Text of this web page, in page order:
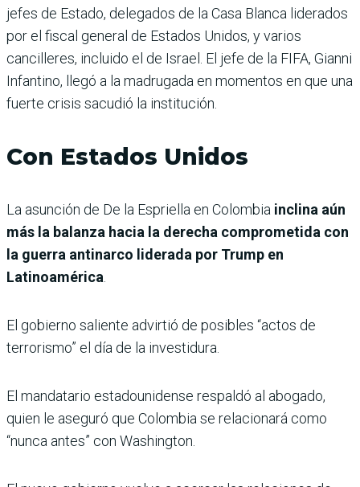
jefes de Estado, delegados de la Casa Blanca liderados
por el fiscal general de Estados Unidos, y varios
cancilleres, incluido el de Israel. El jefe de la FIFA, Gianni
Infantino, llegó a la madrugada en momentos en que una
fuerte crisis sacudió la institución.
Con Estados Unidos
La asunción de De la Espriella en Colombia inclina aún
más la balanza hacia la derecha comprometida con
la guerra antinarco liderada por Trump en
Latinoamérica
El gobierno saliente advirtió de posibles “actos de
terrorismo” el día de la investidura.
El mandatario estadounidense respaldó al abogado,
quien le aseguró que Colombia se relacionará como
“nunca antes” con Washington.